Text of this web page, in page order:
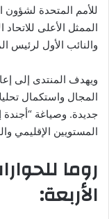
للأمم المتحدة لشؤون
الممثل الأعلى
والنائب الأول لرئيس
ويهدف المنتدى إلى
المجال واستكمال
جديدة. وصياغة “أجندة
المستويين الإقليمي
روما
الأربعة: